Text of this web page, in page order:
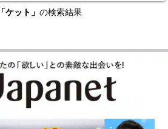
「ケット」 の検索結果